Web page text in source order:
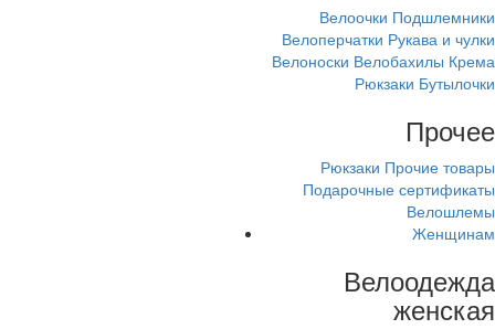
Велоочки Подшлемники
Велоперчатки Рукава и чулки
Велоноски Велобахилы Крема
Рюкзаки Бутылочки
Прочее
Рюкзаки Прочие товары
Подарочные сертификаты
Велошлемы
Женщинам
Велоодежда
женская